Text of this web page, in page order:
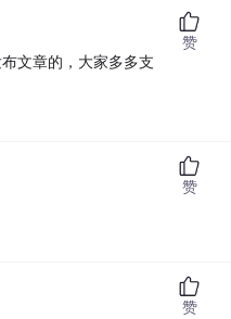
文章的，大家多多支
赞
赞
赞